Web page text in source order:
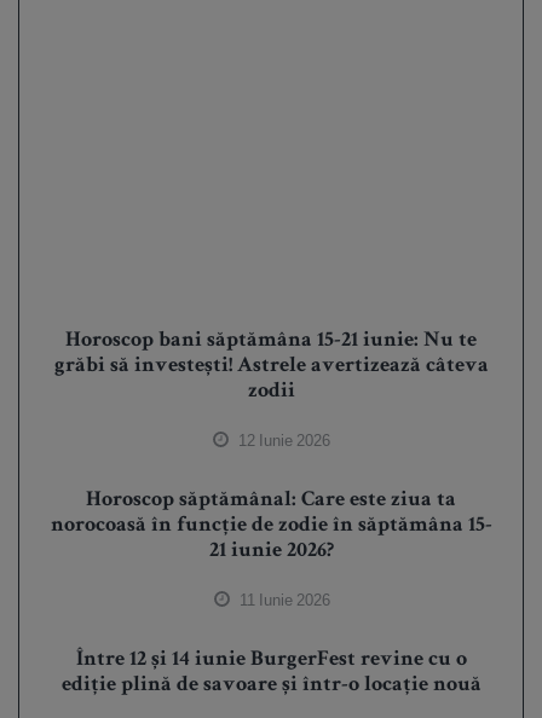
Horoscop bani săptămâna 15-21 iunie: Nu te
grăbi să investești! Astrele avertizează câteva
zodii
12 Iunie 2026
Horoscop săptămânal: Care este ziua ta
norocoasă în funcție de zodie în săptămâna 15-
21 iunie 2026?
11 Iunie 2026
Între 12 și 14 iunie BurgerFest revine cu o
ediție plină de savoare și într-o locație nouă